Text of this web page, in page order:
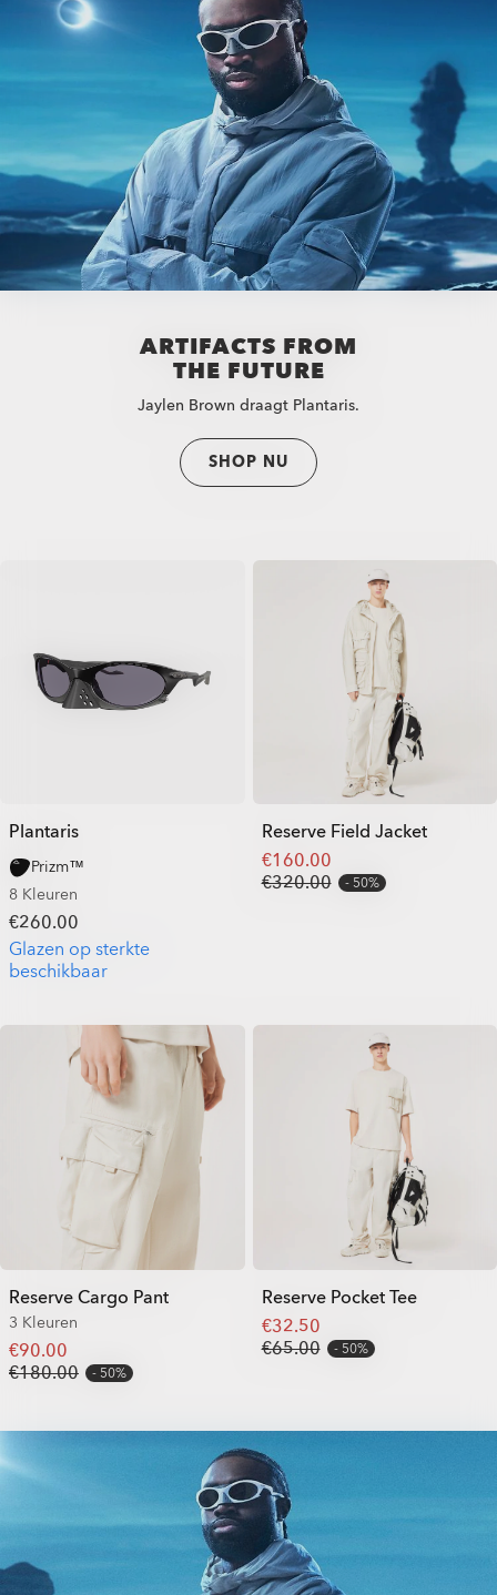
ARTIFACTS FROM
THE FUTURE
Jaylen Brown draagt Plantaris.
SHOP NU
Plantaris
Prizm™
8 Kleuren
€260.00
Glazen op sterkte
beschikbaar
Reserve Field Jacket
€160.00
€320.00
50%
Reserve Cargo Pant
3 Kleuren
€90.00
€180.00
50%
Reserve Pocket Tee
€32.50
€65.00
50%